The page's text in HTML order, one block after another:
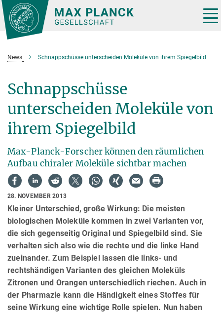
Hauptinhalt
News Schnappschüsse unterscheiden Moleküle von ihrem Spiegelbild
Schnappschüsse
unterscheiden Moleküle von
ihrem Spiegelbild
Max-Planck-Forscher können den räumlichen
Aufbau chiraler Moleküle sichtbar machen
28. NOVEMBER 2013
Kleiner Unterschied, große Wirkung: Die meisten
biologischen Moleküle kommen in zwei Varianten vor,
die sich gegenseitig Original und Spiegelbild sind. Sie
verhalten sich also wie die rechte und die linke Hand
zueinander. Zum Beispiel lassen die links- und
rechtshändigen Varianten des gleichen Moleküls
Zitronen und Orangen unterschiedlich riechen. Auch in
der Pharmazie kann die Händigkeit eines Stoffes für
seine Wirkung eine wichtige Rolle spielen. Nun haben